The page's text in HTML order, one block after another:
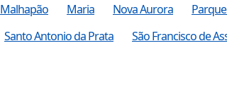
Malhapão
Maria Nova Aurora
Santo Antonio da Prata
São Francisco de